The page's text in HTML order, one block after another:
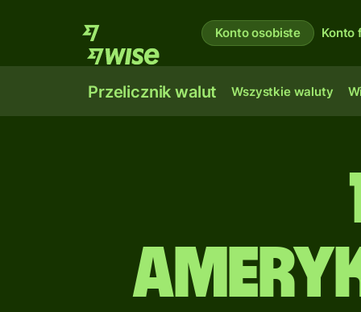
Konto osobiste Konto
Przelicznik walut Wszystkie waluty